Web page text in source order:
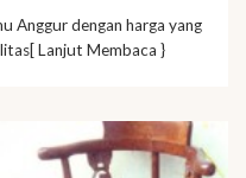
Anggur dengan harga yang
Lanjut Membaca }